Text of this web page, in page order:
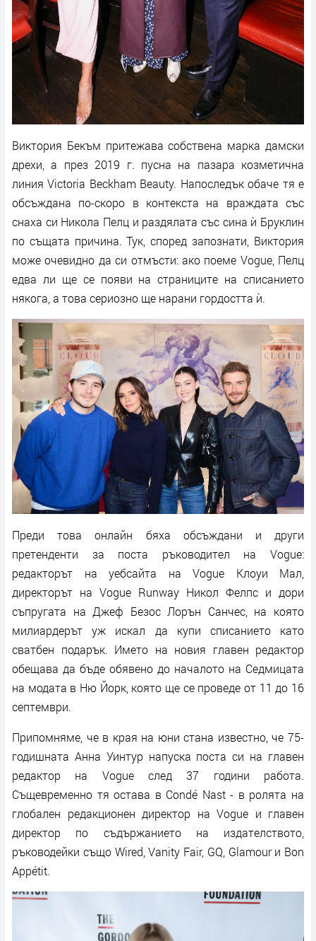
Виктория Бекъм притежава собствена марка дамски
дрехи, а през 2019 г. пусна на пазара козметична
линия Victoria Beckham Beauty. Напоследък обаче тя е
обсъждана по-скоро в контекста на враждата със
снаха си Никола Пелц и раздялата със сина ѝ Бруклин
по същата причина. Тук, според запознати, Виктория
може очевидно да си отмъсти: ако поеме Vogue, Пелц
едва ли ще се появи на страниците на списанието
някога, а това сериозно ще нарани гордостта ѝ.
Преди това онлайн бяха обсъждани и други
претенденти за поста ръководител на Vogue:
редакторът на уебсайта на Vogue Клоуи Мал,
директорът на Vogue Runway Никол Фелпс и дори
съпругата на Джеф Безос Лорън Санчес, на която
милиардерът уж искал да купи списанието като
сватбен подарък. Името на новия главен редактор
обещава да бъде обявено до началото на Седмицата
на модата в Ню Йорк, която ще се проведе от 11 до 16
септември.
Припомняме, че в края на юни стана известно, че 75-
годишната Анна Уинтур напуска поста си на главен
редактор на Vogue след 37 години работа.
Същевременно тя остава в Condé Nast - в ролята на
глобален редакционен директор на Vogue и главен
директор по съдържанието на издателството,
ръководейки също Wired, Vanity Fair, GQ, Glamour и Bon
Appétit.